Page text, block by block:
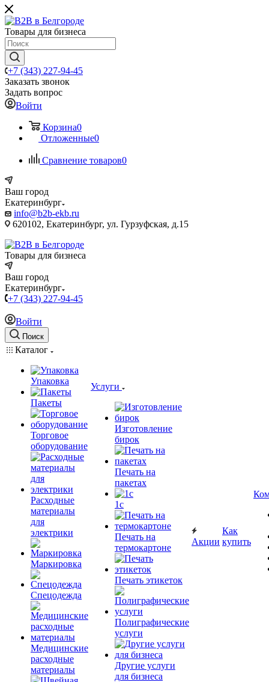
Товары для бизнеса
+7 (343) 227-94-45
Заказать звонок
Задать вопрос
Войти
Корзина0
Отложенные0
Сравнение товаров0
Ваш город
Екатеринбург
info@b2b-ekb.ru
620102, Екатеринбург, ул. Гурзуфская, д.15
Товары для бизнеса
Ваш город
Екатеринбург
+7 (343) 227-94-45
Войти
Поиск
Каталог
Упаковка
Пакеты
Торговое
оборудование
Расходные
материалы
для
электрики
Маркировка
Спецодежда
Медицинские
расходные
материалы
Услуги
Изготовление
бирок
Печать на
пакетах
1c
Печать на
термокартоне
Печать этикеток
Полиграфические
услуги
Другие услуги
для бизнеса
Акции
Как
купить